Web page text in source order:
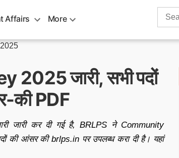
Affairs More
Search
जारी, सभी पदों
की PDF
जारी कर दी गई है, BRLPS ने Community
की आंसर की brlps.in पर उपलब्ध करा दी है। यहां